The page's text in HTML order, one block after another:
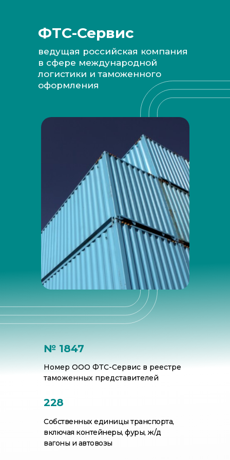
Собственных единицы транспорта,
включая контейнеры, фуры, ж/д
вагоны и автовозы
228
Номер ООО ФТС-Сервис в реестре
таможенных представителей
№ 1847
ведущая российская компания
в сфере международной
логистики и таможенного
оформления
ФТС-Сервис
Наши преимущества для вас: